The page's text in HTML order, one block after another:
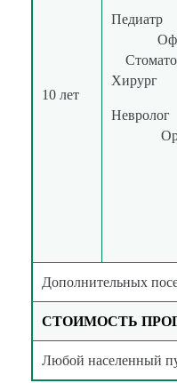
10 лет
Педиатр
Хирург
Невролог
Дополнительных
СТОИМОСТЬ
Любой населенный